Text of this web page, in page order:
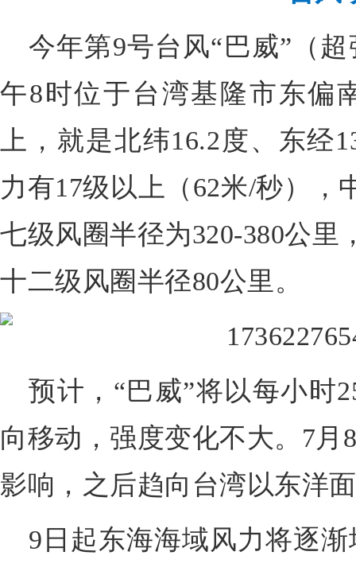
今年第9号台风“巴威”（
午8时位于台湾基隆市东偏
上，就是北纬16.2度、东经
力有17级以上（62米/秒），
七级风圈半径为320-380公里
十二级风圈半径80公里。
预计，“巴威”将以每小时
向移动，强度变化不大。7月
影响，之后趋向台湾以东洋
9日起东海海域风力将逐